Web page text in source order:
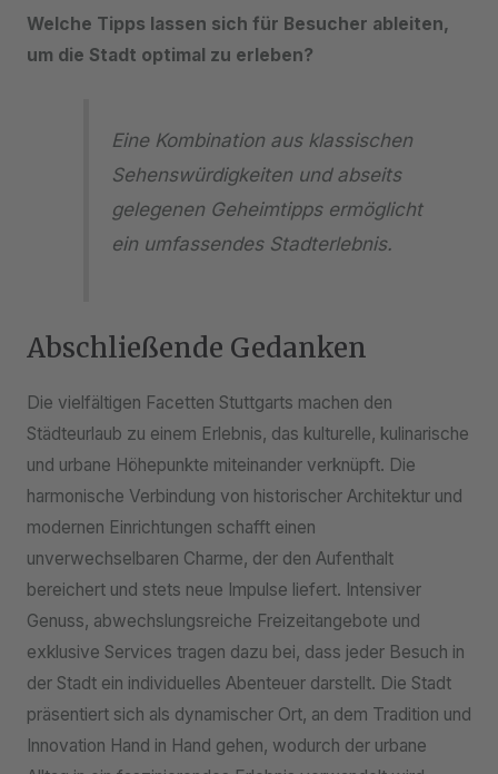
Welche Tipps lassen sich für Besucher ableiten,
um die Stadt optimal zu erleben?
Eine Kombination aus klassischen
Sehenswürdigkeiten und abseits
gelegenen Geheimtipps ermöglicht
ein umfassendes Stadterlebnis.
Abschließende Gedanken
Die vielfältigen Facetten Stuttgarts machen den
Städteurlaub zu einem Erlebnis, das kulturelle, kulinarische
und urbane Höhepunkte miteinander verknüpft. Die
harmonische Verbindung von historischer Architektur und
modernen Einrichtungen schafft einen
unverwechselbaren Charme, der den Aufenthalt
bereichert und stets neue Impulse liefert. Intensiver
Genuss, abwechslungsreiche Freizeitangebote und
exklusive Services tragen dazu bei, dass jeder Besuch in
der Stadt ein individuelles Abenteuer darstellt. Die Stadt
präsentiert sich als dynamischer Ort, an dem Tradition und
Innovation Hand in Hand gehen, wodurch der urbane